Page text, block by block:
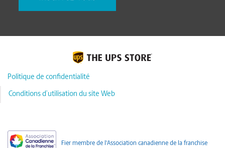
Politique de confidentialité
Conditions d’utilisation du site Web
Fier membre de l'Association canadienne de la franchise